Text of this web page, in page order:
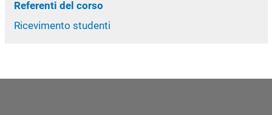
Referenti del corso
Ricevimento studenti